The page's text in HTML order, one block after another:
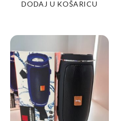
DODAJ U KOŠARICU